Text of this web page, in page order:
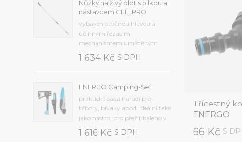
Frekvence od 2 minut do 7 dnů,
zpoždění od 12 hodin do 7...
Nůžky na živý plot s pilkou a
nástavcem CELLPRO
vybaven otočnou hlavou a
účinným řezacím
mechanismem umístěným
uvnitř přístrojesekací nůž z
kvalitní kalené oceli,
vyrobena z odolného
plastupřídavná pilka na řezání
větvímaximální průměr řezu 25
mm, hmotnost 1,2 kg, délka...
1 634 Kč S DPH
ENERGO Camping-Set
praktická sada nářadí pro
tábory, bivaky apod. ideální také
jako nástroj pro přežitíbaleno v
krabiciSada obsahuje
kvalitní:univerzální nůž (40-
1 616 Kč S DPH
Třícestný
ENERGO
66 Kč S